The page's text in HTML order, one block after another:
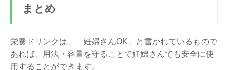
まとめ
栄養ドリンクは、「妊婦さんOK」と書かれているもので
あれば、用法・容量を守ることで妊婦さんでも安全に使
用することができます。